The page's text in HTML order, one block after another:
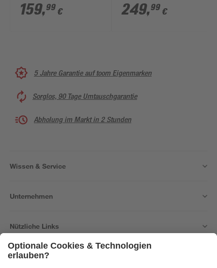
159,99 €
76 cm
249,99 €
5 Jahre Garantie auf toom Eigenmarken
Sorglos, 90 Tage Umtauschgarantie
Abholung im Markt in 2 Stunden
Wissen & Service
Unternehmen
Nützliche Links